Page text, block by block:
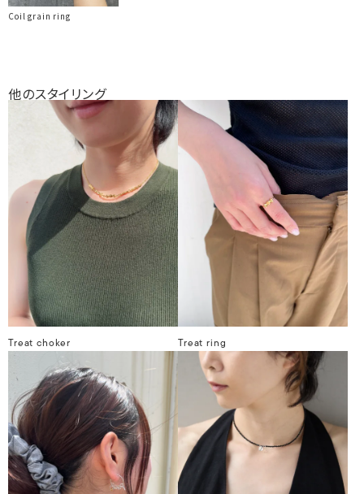
Coil grain ring
他のスタイリング
Treat choker Treat ring